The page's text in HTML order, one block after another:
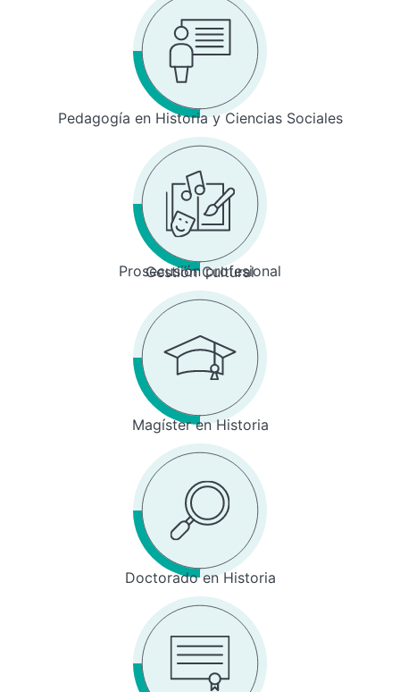
Pedagogía en Historia y Ciencias Sociales
Prosecusión profesional
Gestión Cultural
Magíster en Historia
Doctorado en Historia